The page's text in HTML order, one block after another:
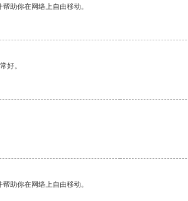
助你在网络上自由移动。
好。
助你在网络上自由移动。